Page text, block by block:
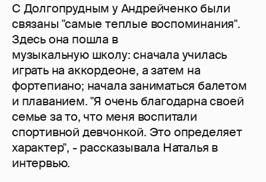
С Долгопрудным у Андрейченко были
связаны "самые теплые воспоминания".
Здесь она пошла в
музыкальную школу: сначала училась
играть на аккордеоне, а затем на
фортепиано; начала заниматься балетом
и плаванием. "Я очень благодарна своей
семье за то, что меня воспитали
спортивной девчонкой. Это определяет
характер", - рассказывала Наталья в
интервью.